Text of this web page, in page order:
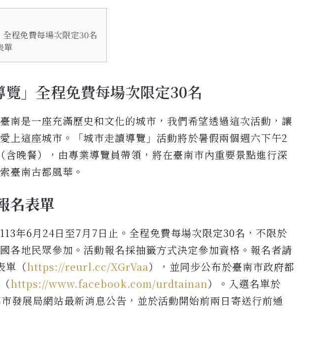
全程免費每場次限定30名
單
覽」全程免費每場次限定30名
南是一座充滿歷史和文化的城市，我們希望透過這次活動，讓
上這座城市。「城市走讀導覽」活動將於暑假兩個週六下午2
含晚餐），由專業導覽員帶領，將在臺南市內重要景點進行深
臺南古都風華。
名表單
年6月24日至7月7日止。全程免費每場次限定30名，不限於
各地民眾參加。活動報名採抽籤方式決定參加資格。報名者請
單（https://reurl.cc/XGrVaa），並同步公布於臺南市政府都
https://www.facebook.com/urdtainan）。入選名單於
發展局網站最新消息公告，並於活動開始前兩日寄送行前通